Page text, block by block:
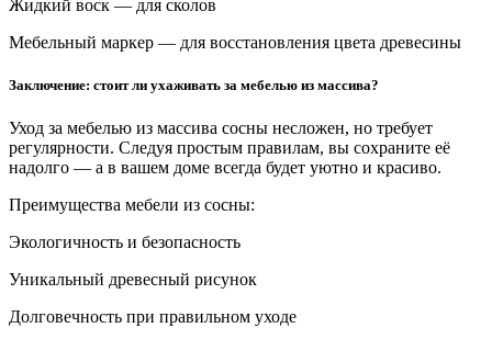
Жидкий воск — для сколов
Мебельный маркер — для восстановления цвета древесины
Заключение: стоит ли ухаживать за мебелью из массива?
Уход за мебелью из массива сосны несложен, но требует
регулярности. Следуя простым правилам, вы сохраните её
надолго — а в вашем доме всегда будет уютно и красиво.
Преимущества мебели из сосны:
Экологичность и безопасность
Уникальный древесный рисунок
Долговечность при правильном уходе